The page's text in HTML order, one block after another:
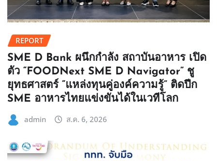
REPORT
SME D Bank ผนึกกำลัง สถาบันอาหาร เปิด
ตัว “FOODNext SME D Navigator” ชู
ยุทธศาสตร์ “แหล่งทุนคู่องค์ความรู้” ติดปีก
SME อาหารไทยแข่งขันได้ในเวทีโลก
admin ส.ค. 6, 2026